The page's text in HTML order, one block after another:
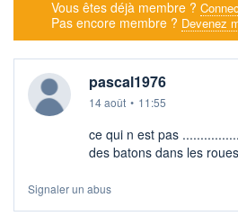
Vous êtes déjà membre ?
Pas encore membre ? Devenez
pascal1976
14 août • 11:55
ce qui n est pas
des batons dans les roues
Signaler un abus